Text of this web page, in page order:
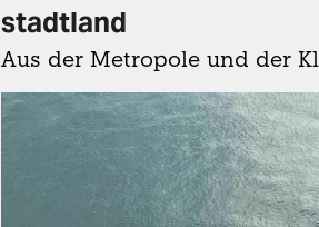
stadtland
Aus der Metropole und der